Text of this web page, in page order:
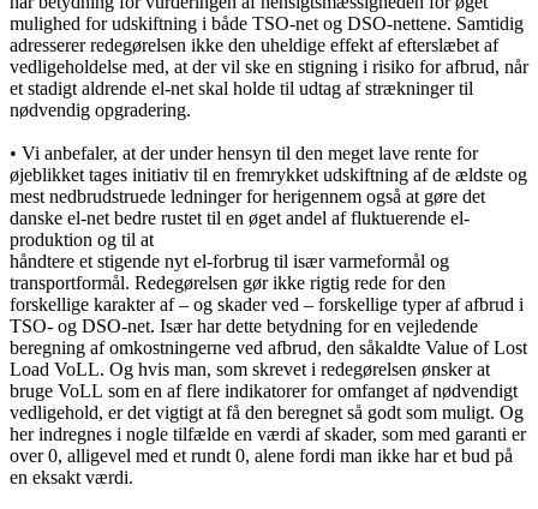
mulighed for udskiftning i både TSO-net og DSO-nettene. Samtidig
adresserer redegørelsen ikke den uheldige effekt af efterslæbet af
vedligeholdelse med, at der vil ske en stigning i risiko for afbrud, når
et stadigt aldrende el-net skal holde til udtag af strækninger til
nødvendig opgradering.
• Vi anbefaler, at der under hensyn til den meget lave rente for
øjeblikket tages initiativ til en fremrykket udskiftning af de ældste og
mest nedbrudstruede ledninger for herigennem også at gøre det
danske el-net bedre rustet til en øget andel af fluktuerende el-
produktion og til at
håndtere et stigende nyt el-forbrug til især varmeformål og
transportformål. Redegørelsen gør ikke rigtig rede for den
forskellige karakter af – og skader ved – forskellige typer af afbrud i
TSO- og DSO-net. Især har dette betydning for en vejledende
beregning af omkostningerne ved afbrud, den såkaldte Value of Lost
Load VoLL. Og hvis man, som skrevet i redegørelsen ønsker at
bruge VoLL som en af flere indikatorer for omfanget af nødvendigt
vedligehold, er det vigtigt at få den beregnet så godt som muligt. Og
her indregnes i nogle tilfælde en værdi af skader, som med garanti er
over 0, alligevel med et rundt 0, alene fordi man ikke har et bud på
en eksakt værdi.